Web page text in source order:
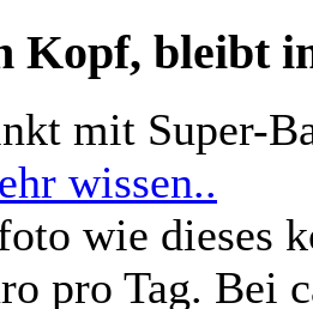
Kopf, bleibt
mit Super-
wissen..
wie dieses
pro Tag. Bei